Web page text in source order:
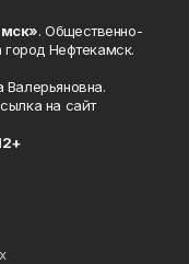
. Общественно-
город Нефтекамск.
на сайт